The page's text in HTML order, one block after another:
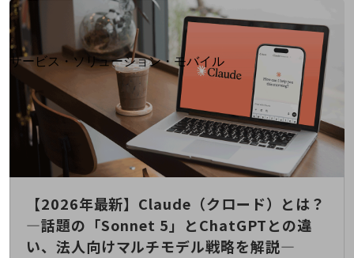
別ウィンドウで開きます
サービス・ソリューション・モバイル
サービス・ソリューションTOP
DXに関する課題を解決する
サービス・ソリューションをご紹介
カテゴリーで探す
カテゴリーで探すTOP
ネットワーク・モバイル
クラウド・データセンター
電話・映像コミュニケーション
【2026年最新】Claude（クロード）とは？
―話題の「Sonnet 5」とChatGPTとの違
い、法人向けマルチモデル戦略を解説―